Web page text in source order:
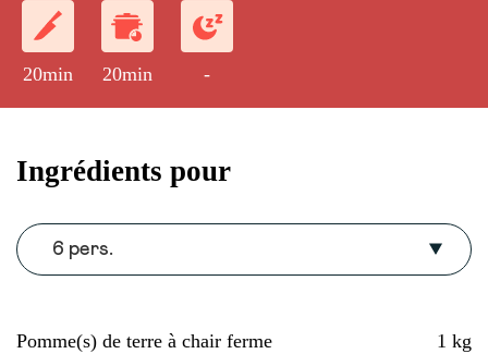
20min 20min -
Ingrédients pour
6 pers.
Pomme(s) de terre à chair ferme 1 kg